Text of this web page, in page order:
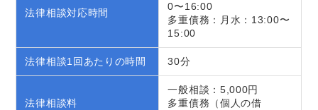
法律相談対応時間
0〜16:00
多重債務：月水：13:00〜
15:00
法律相談1回あたりの時間 30分
法律相談料
一般相談：5,000円
多重債務（個人の借